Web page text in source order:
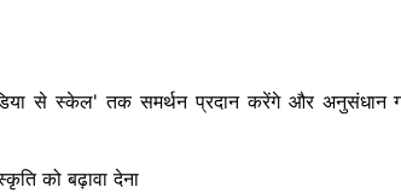
से स्केल' तक समर्थन प्रदान करेंगे और अनुसंधान
को बढ़ावा देना